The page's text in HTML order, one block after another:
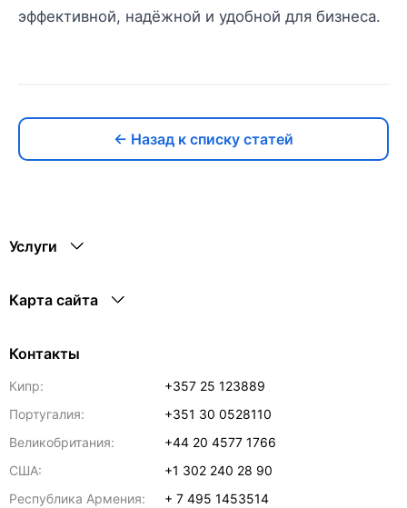
эффективной, надёжной и удобной для бизнеса.
← Назад к списку статей
Услуги
Карта сайта
Контакты
Кипр:
+357 25 123889
Португалия:
+351 30 0528110
Великобритания:
+44 20 4577 1766
США:
+1 302 240 28 90
Республика Армения:
+ 7 495 1453514